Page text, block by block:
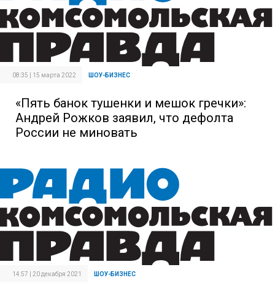
08:35 | 15 марта 2022 ШОУ-БИЗНЕС
«Пять банок тушенки и мешок гречки»:
Андрей Рожков заявил, что дефолта
России не миновать
14:57 | 20 декабря 2021 ШОУ-БИЗНЕС